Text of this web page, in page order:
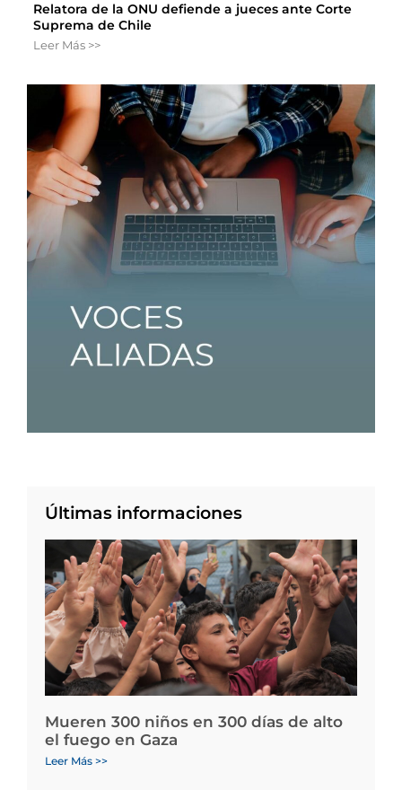
Relatora de la ONU defiende a jueces ante Corte
Suprema de Chile
Leer Más >>
Últimas informaciones
Mueren 300 niños en 300 días de alto
el fuego en Gaza
Leer Más >>